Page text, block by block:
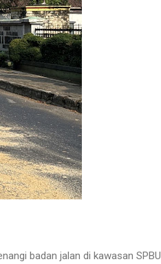
badan jalan di kawasan SPBU